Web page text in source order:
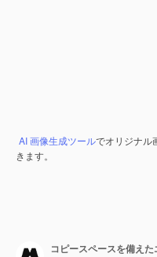
AI 画像生成ツールでオリジナル
きます。
コピースペースを備え